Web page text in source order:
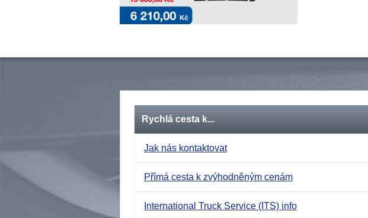
Rychlá cesta k...
Jak nás kontaktovat
Přímá cesta k zvýhodněným cenám
International Truck Service (ITS) info